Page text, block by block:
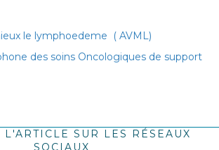
le lymphoedeme ( AVML)
des soins Oncologiques de support
L'ARTICLE SUR LES RÉSEAUX
SOCIAUX